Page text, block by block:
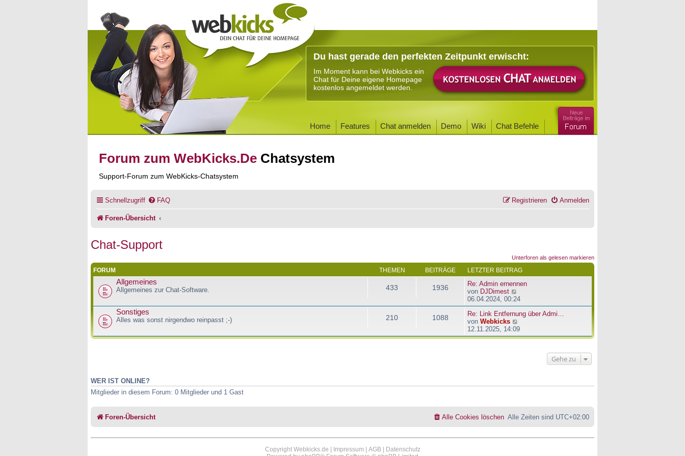
Du hast gerade den perfekten Zeitpunkt erwischt:
Im Moment kann bei Webkicks ein
Chat für Deine eigene Homepage
kostenlos angemeldet werden.
Home Features Chat anmelden Demo Wiki Chat Befehle
Forum zum WebKicks.De Chatsystem
Support-Forum zum WebKicks-Chatsystem
Schnellzugriff FAQ Anmelden
Registrieren
Foren-Übersicht
Chat-Support
Unterforen als gelesen markieren
FORUM THEMEN BEITRÄGE LETZTER BEITRAG
Allgemeines
Allgemeines zur Chat-Software. 433 1936
Re: Admin ernennen
von DJDimest
e
u
e
s
t
e
06.04.2024, 00:24
Sonstiges
Alles was sonst nirgendwo reinpasst ;-) 210 1088
Re: Link Entfernung über Admi…
von Webkicks
e
u
a
g
12.11.2025, 14:09
Gehe zu
WER IST ONLINE?
Mitglieder in diesem Forum: 0 Mitglieder und 1 Gast
Foren-Übersicht Alle Zeiten sind UTC+02:00
Alle Cookies löschen
Copyright Webkicks.de | Impressum | AGB| Datenschutz